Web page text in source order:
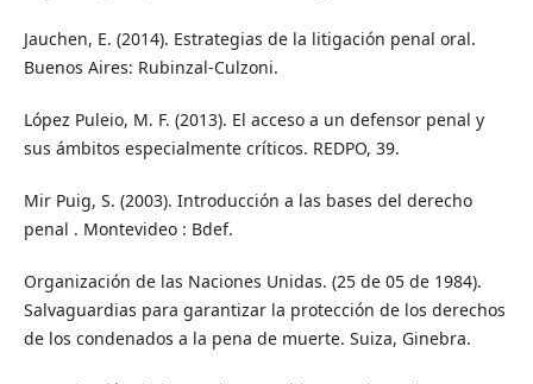
Jauchen, E. (2014). Estrategias de la litigación penal oral.
Buenos Aires: Rubinzal-Culzoni.
López Puleio, M. F. (2013). El acceso a un defensor penal y
sus ámbitos especialmente críticos. REDPO, 39.
Mir Puig, S. (2003). Introducción a las bases del derecho
penal . Montevideo : Bdef.
Organización de las Naciones Unidas. (25 de 05 de 1984).
Salvaguardias para garantizar la protección de los derechos
de los condenados a la pena de muerte. Suiza, Ginebra.